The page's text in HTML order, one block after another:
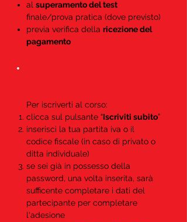
al superamento del test
finale/prova pratica (dove previsto)
previa verifica della ricezione del
pagamento
Per iscriverti al corso:
clicca sul pulsante “Iscriviti subito”
inserisci la tua partita iva o il
codice fiscale (in caso di privato o
ditta individuale)
se sei già in possesso della
password, una volta inserita, sarà
sufficente completare i dati del
partecipante per completare
l'adesione